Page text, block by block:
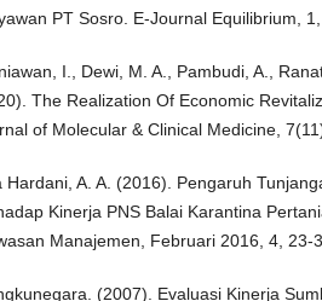
PT Sosro. E-Journal Equilibrium, 1,
I., Dewi, M. A., Pambudi, A.,
The Realization Of Economic
of Molecular & Clinical Medicine,
Hardani, A. A. (2016). Pengaruh
Kinerja PNS Balai Karantina
Manajemen, Februari 2016, 4, 23-
(2007). Evaluasi Kinerja